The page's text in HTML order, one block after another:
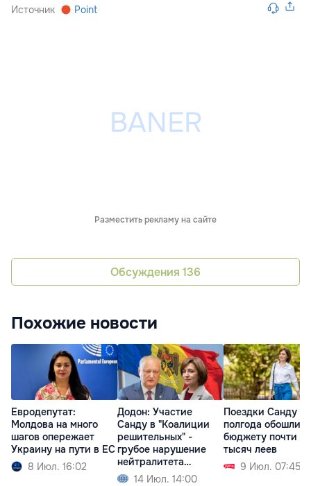
Источник Point
Разместить рекламу на сайте
Обсуждения 136
Похожие новости
Евродепутат:
Молдова на много
шагов опережает
Украину на пути в ЕС
8 Июл. 16:02
Додон: Участие
Санду в "Коалиции
решительных" -
грубое нарушение
нейтралитета
Молдовы
14 Июл. 14:00
Поездки Санду за
полгода обошлись
бюджету почти в
тысяч леев
9 Июл. 07:45